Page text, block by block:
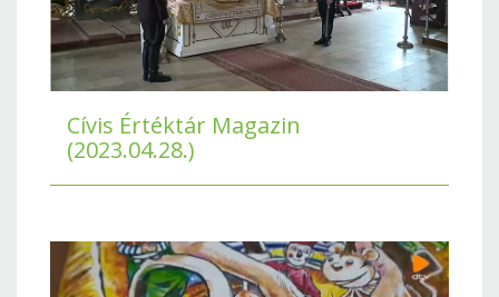
Cívis Értéktár Magazin
(2023.04.28.)